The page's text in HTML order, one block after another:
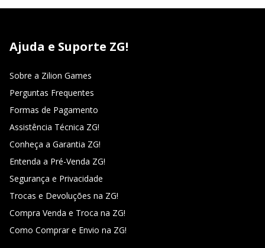
Ajuda e Suporte ZG!
Sobre a Zilion Games
Perguntas Frequentes
Formas de Pagamento
Assistência Técnica ZG!
Conheça a Garantia ZG!
Entenda a Pré-Venda ZG!
Segurança e Privacidade
Trocas e Devoluções na ZG!
Compra Venda e Troca na ZG!
Como Comprar e Envio na ZG!